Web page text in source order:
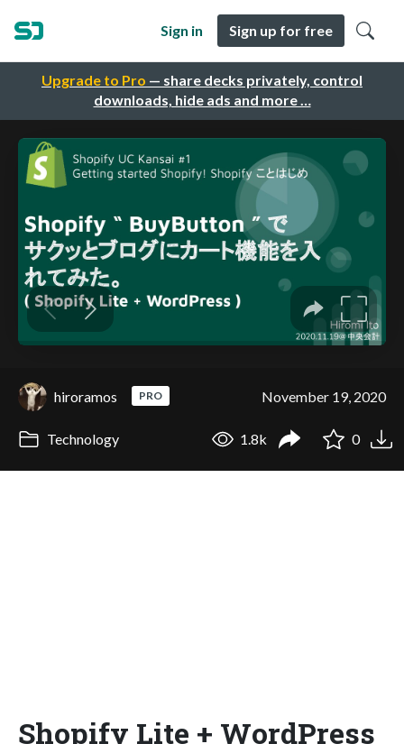
Upgrade to Pro — share decks privately, control
downloads, hide ads and more …
Sign in Sign up for free
hiroramos PRO November 19, 2020
Technology 1.8k 0
Shopify Lite + WordPress